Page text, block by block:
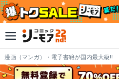
漫画（マンガ）・電子書籍が国内最大級!!